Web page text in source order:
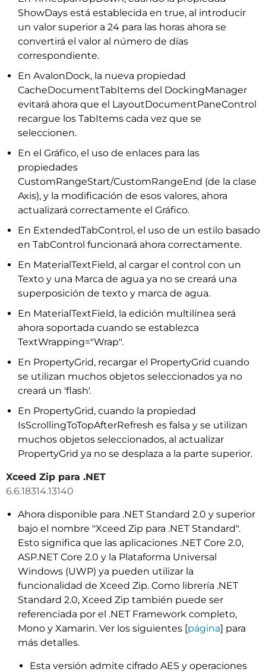
ShowDays está establecida en true, al introducir
un valor superior a 24 para las horas ahora se
convertirá el valor al número de días
correspondiente.
En AvalonDock, la nueva propiedad
CacheDocumentTabItems del DockingManager
evitará ahora que el LayoutDocumentPaneControl
recargue los TabItems cada vez que se
seleccionen.
En el Gráfico, el uso de enlaces para las
propiedades
CustomRangeStart/CustomRangeEnd (de la clase
Axis), y la modificación de esos valores, ahora
actualizará correctamente el Gráfico.
En ExtendedTabControl, el uso de un estilo basado
en TabControl funcionará ahora correctamente.
En MaterialTextField, al cargar el control con un
Texto y una Marca de agua ya no se creará una
superposición de texto y marca de agua.
En MaterialTextField, la edición multilínea será
ahora soportada cuando se establezca
TextWrapping="Wrap".
En PropertyGrid, recargar el PropertyGrid cuando
se utilizan muchos objetos seleccionados ya no
creará un 'flash'.
En PropertyGrid, cuando la propiedad
IsScrollingToTopAfterRefresh es falsa y se utilizan
muchos objetos seleccionados, al actualizar
PropertyGrid ya no se desplaza a la parte superior.
Xceed Zip para .NET
6.6.18314.13140
Ahora disponible para .NET Standard 2.0 y superior
bajo el nombre "Xceed Zip para .NET Standard".
Esto significa que las aplicaciones .NET Core 2.0,
ASP.NET Core 2.0 y la Plataforma Universal
Windows (UWP) ya pueden utilizar la
funcionalidad de Xceed Zip. Como librería .NET
Standard 2.0, Xceed Zip también puede ser
referenciada por el .NET Framework completo,
Mono y Xamarin. Ver los siguientes [página] para
más detalles.
Esta versión admite cifrado AES y operaciones